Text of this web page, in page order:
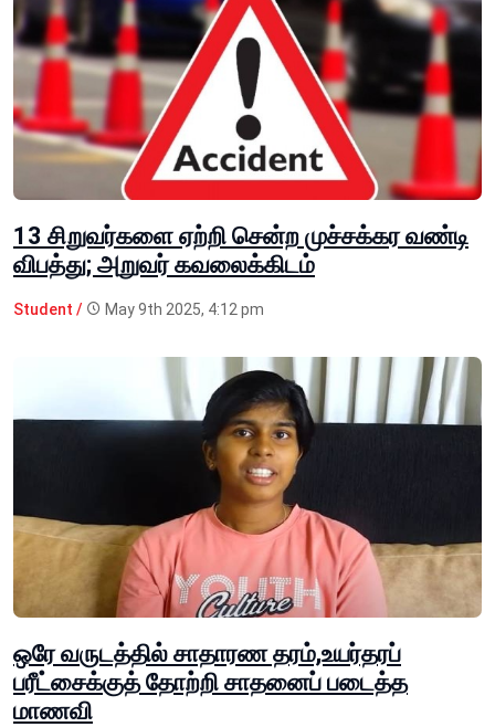
13 சிறுவர்களை ஏற்றி சென்ற முச்சக்கர வண்டி
விபத்து; அறுவர் கவலைக்கிடம்
Student / May 9th 2025, 4:12 pm
ஒரே வருடத்தில் சாதாரண தரம்,உயர்தரப்
பரீட்சைக்குத் தோற்றி சாதனைப் படைத்த
மாணவி